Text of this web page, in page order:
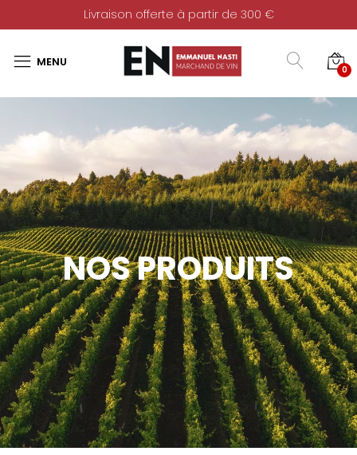
Livraison offerte à partir de 300 €
0
NOS PRODUITS